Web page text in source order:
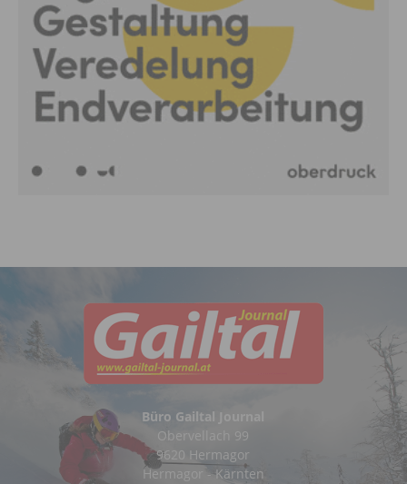
Büro Gailtal Journal
Obervellach 99
9620 Hermagor
Hermagor - Kärnten